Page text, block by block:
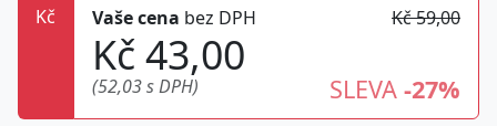
Kč
Vaše cena bez DPH Kč 59,00
Kč 43,00
(52,03 s DPH) SLEVA -27%